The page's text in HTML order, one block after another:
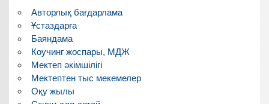
Авторлық бағдарлама
Ұстаздарға
Баяндама
Коучинг жоспары, МДЖ
Мектеп әкімшілігі
Мектептен тыс мекемелер
Оқу жылы